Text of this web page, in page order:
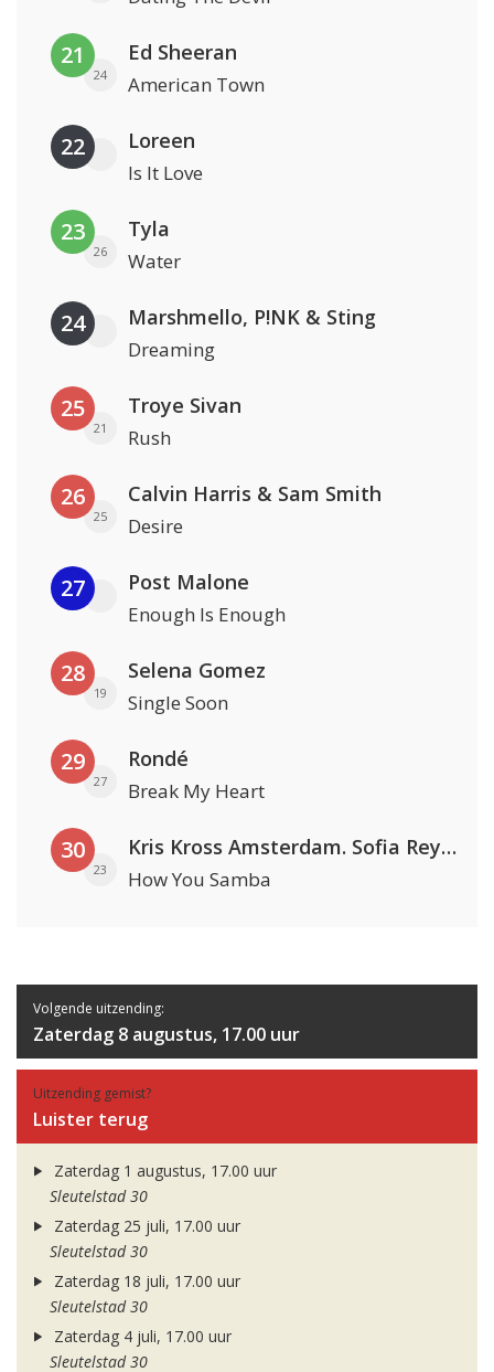
21
24
Ed Sheeran
American Town
22 Loreen
Is It Love
23
26
Tyla
Water
24 Marshmello, P!NK & Sting
Dreaming
25
21
Troye Sivan
Rush
26
25
Calvin Harris & Sam Smith
Desire
27 Post Malone
Enough Is Enough
28
19
Selena Gomez
Single Soon
29
27
Rondé
Break My Heart
30
23
Kris Kross Amsterdam. Sofia Reyes & Tinie Tempah
How You Samba
Volgende uitzending:
Zaterdag 8 augustus, 17.00 uur
Uitzending gemist?
Luister terug
Zaterdag 1 augustus, 17.00 uur
Sleutelstad 30
Zaterdag 25 juli, 17.00 uur
Sleutelstad 30
Zaterdag 18 juli, 17.00 uur
Sleutelstad 30
Zaterdag 4 juli, 17.00 uur
Sleutelstad 30